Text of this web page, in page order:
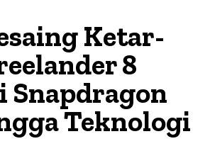
Ketar-
8
Snapdragon
Teknologi